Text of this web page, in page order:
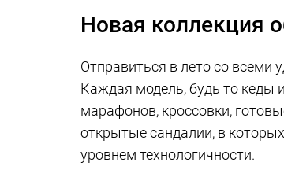
Новая коллекция
Отправиться в лето со всеми
Каждая модель, будь то кеды
марафонов, кроссовки,
открытые сандалии, в
уровнем технологичности.